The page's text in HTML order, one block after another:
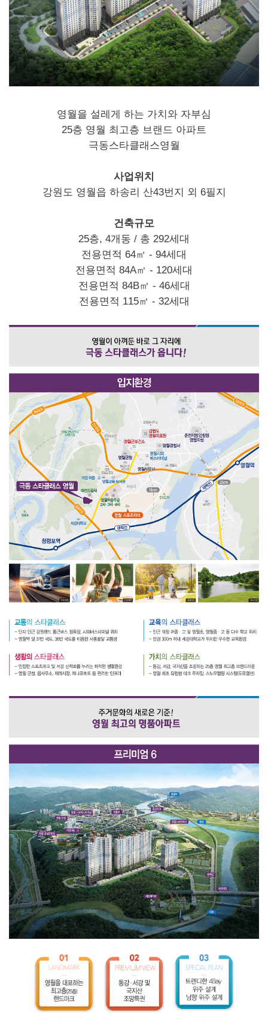
영월을 설레게 하는 가치와 자부심
25층 영월 최고층 브랜드 아파트
극동스타클래스영월
사업위치
강원도 영월읍 하송리 산43번지 외 6필지
건축규모
25층, 4개동 / 총 292세대
전용면적 64㎡ - 94세대
전용면적 84A㎡ - 120세대
전용면적 84B㎡ - 46세대
전용면적 115㎡ - 32세대